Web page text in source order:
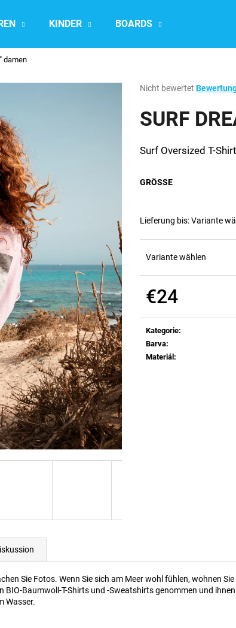
KINDER BOARDS
damen
Die
Produktbewertung
ist
5
Nicht bewertet
SURF
Surf Oversized T-
GRÖSSE
Lieferung bis:Variante
Variante wählen
€24
Kategorie:
Barva:
Materiál:
Sie Fotos. Wenn Sie sich am Meer wohl fühlen, wohnen
BIO-Baumwoll-T-Shirts und -Sweatshirts genommen und
Wasser.
SUCHEN